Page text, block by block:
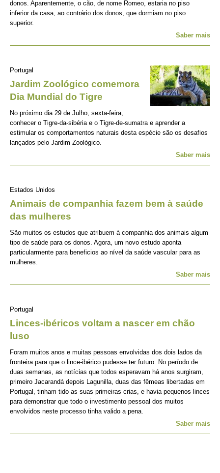
donos. Aparentemente, o cão, de nome Romeo, estaria no piso
inferior da casa, ao contrário dos donos, que dormiam no piso
superior.
Saber mais
Portugal
Jardim Zoológico comemora
Dia Mundial do Tigre
No próximo dia 29 de Julho, sexta-feira,
conhecer o Tigre-da-sibéria e o Tigre-de-sumatra e aprender a
estimular os comportamentos naturais desta espécie são os desafios
lançados pelo Jardim Zoológico.
Saber mais
Estados Unidos
Animais de companhia fazem bem à saúde
das mulheres
São muitos os estudos que atribuem à companhia dos animais algum
tipo de saúde para os donos. Agora, um novo estudo aponta
particularmente para beneficios ao nível da saúde vascular para as
mulheres.
Saber mais
Portugal
Linces-ibéricos voltam a nascer em chão
luso
Foram muitos anos e muitas pessoas envolvidas dos dois lados da
fronteira para que o lince-ibérico pudesse ter futuro. No período de
duas semanas, as notícias que todos esperavam há anos surgiram,
primeiro Jacarandá depois Lagunilla, duas das fêmeas libertadas em
Portugal, tinham tido as suas primeiras crias, e havia pequenos linces
para demonstrar que todo o investimento pessoal dos muitos
envolvidos neste processo tinha valido a pena.
Saber mais